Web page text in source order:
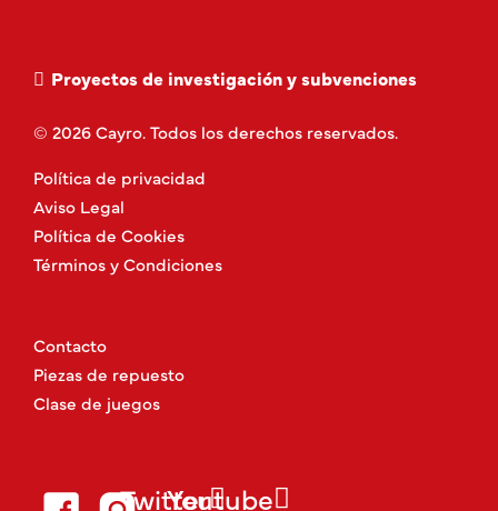
Proyectos de investigación y subvenciones
© 2026 Cayro. Todos los derechos reservados.
Política de privacidad
Aviso Legal
Política de Cookies
Términos y Condiciones
Contacto
Piezas de repuesto
Clase de juegos
TwitterYoutube